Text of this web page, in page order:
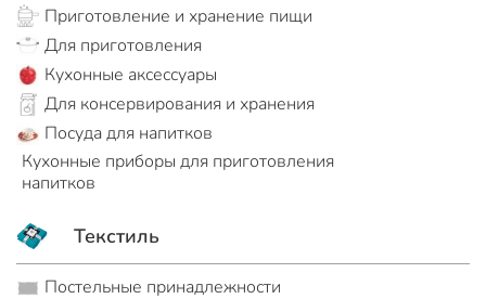
Приготовление и хранение пищи
Для приготовления
Кухонные аксессуары
Для консервирования и хранения
Посуда для напитков
Кухонные приборы для приготовления
напитков
Текстиль
Постельные принадлежности